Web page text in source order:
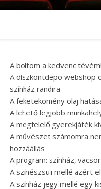
A boltom a kedvenc
A diszkontdepo webshop
színház randira
A feketekömény olaj
A lehető legjobb
A megfelelő gyerekjáték
A művészet számomra
hozzáállás
A program: színház,
A színészsuli mellé azért
A színház jegy mellé egy